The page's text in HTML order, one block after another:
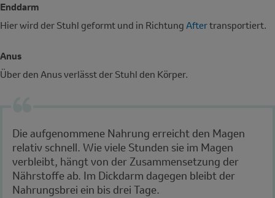
Enddarm
Hier wird der Stuhl geformt und in Richtung Aftertransportiert.
Anus
Über den Anus verlässt der Stuhl den Körper.
Die aufgenommene Nahrung erreicht den Magen
relativ schnell. Wie viele Stunden sie im Magen
verbleibt, hängt von der Zusammensetzung der
Nährstoffe ab. Im Dickdarm dagegen bleibt der
Nahrungsbrei ein bis drei Tage.